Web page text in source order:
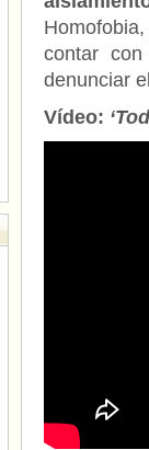
contar
denunciar
Vídeo: